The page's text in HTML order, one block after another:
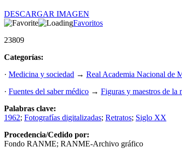
DESCARGAR IMAGEN
Favoritos
23809
Categorías:
· Medicina y sociedad → Real Academia Nacional de
· Fuentes del saber médico → Figuras y maestros de la
Palabras clave:
1962; Fotografías digitalizadas; Retratos; Siglo XX
Procedencia/Cedido por:
Fondo RANME; RANME-Archivo gráfico